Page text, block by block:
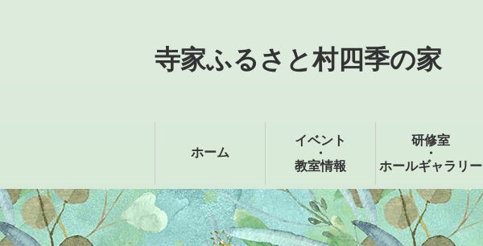
寺家ふるさと村四季の家
ホーム
イベント
・
教室情報
研修室
・
ホールギャラリー